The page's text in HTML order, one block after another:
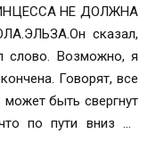
НЕ ДОЛЖНА
сказал,
слово. Возможно, я
Говорят, все
может быть свергнут
по пути вниз он